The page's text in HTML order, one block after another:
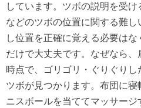
しています。ツボの説明を受け
などのツボの位置に関する難
し位置を正確に覚える必要は
だけで大丈夫です。なぜなら
時点で、ゴリゴリ・ぐりぐり
ツボが見つかります。布団に
ニスボールを当ててマッサージ